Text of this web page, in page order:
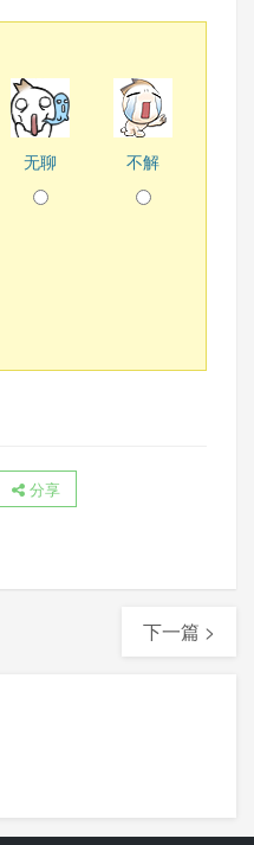
无聊 不解
分享
下一篇 >